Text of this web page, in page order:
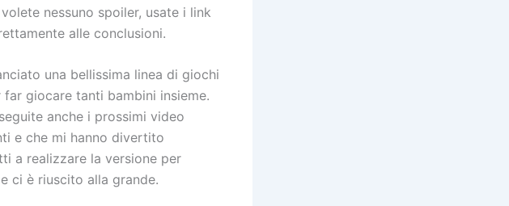
nessuno spoiler, usate i link
alle conclusioni.
una bellissima linea di giochi
giocare tanti bambini insieme.
anche i prossimi video
e che mi hanno divertito
a realizzare la versione per
ci è riuscito alla grande.